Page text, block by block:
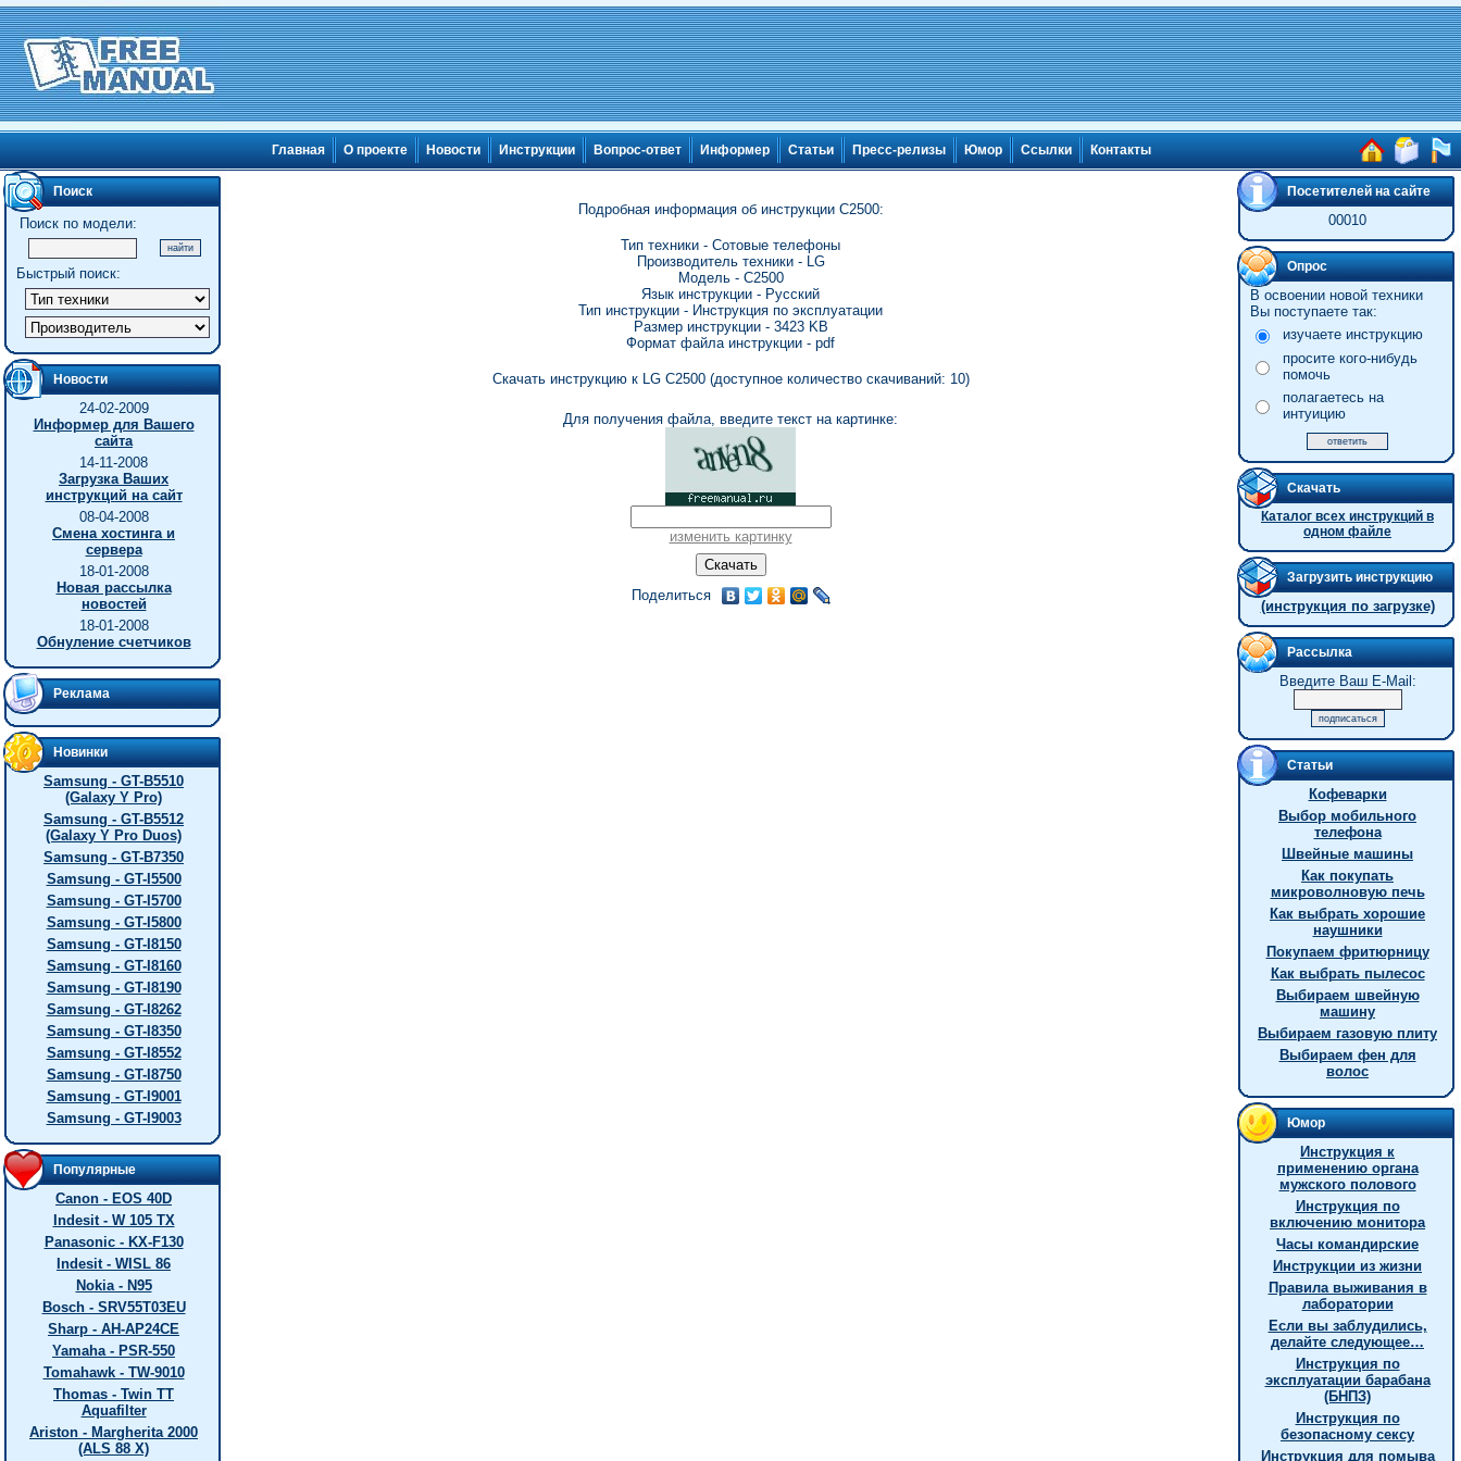
Главная О проекте Новости Инструкции Вопрос-ответ Информер Статьи Пресс-релизы Юмор Ссылки Контакты
Поиск
Поиск по модели:
Быстрый поиск:
Новости
24-02-2009
Информер для Вашего
сайта
14-11-2008
Загрузка Ваших
инструкций на сайт
08-04-2008
Смена хостинга и
сервера
18-01-2008
Новая рассылка
новостей
18-01-2008
Обнуление счетчиков
Реклама
Новинки
Samsung - GT-B5510
(Galaxy Y Pro)
Samsung - GT-B5512
(Galaxy Y Pro Duos)
Samsung - GT-B7350
Samsung - GT-I5500
Samsung - GT-I5700
Samsung - GT-I5800
Samsung - GT-I8150
Samsung - GT-I8160
Samsung - GT-I8190
Samsung - GT-I8262
Samsung - GT-I8350
Samsung - GT-I8552
Samsung - GT-I8750
Samsung - GT-I9001
Samsung - GT-I9003
Популярные
Canon - EOS 40D
Indesit - W 105 TX
Panasonic - KX-F130
Indesit - WISL 86
Nokia - N95
Bosch - SRV55T03EU
Sharp - AH-AP24CE
Yamaha - PSR-550
Tomahawk - TW-9010
Thomas - Twin TT
Aquafilter
Ariston - Margherita 2000
(ALS 88 X)
Подробная информация об инструкции C2500:
Тип техники - Сотовые телефоны
Производитель техники - LG
Модель - C2500
Язык инструкции - Русский
Тип инструкции - Инструкция по эксплуатации
Размер инструкции - 3423 KB
Формат файла инструкции - pdf
Скачать инструкцию к LG C2500 (доступное количество скачиваний: 10)
Для получения файла, введите текст на картинке:
изменить картинку
Поделиться
Посетителей на сайте
00010
Опрос
В освоении новой техники
Вы поступаете так:
изучаете инструкцию
просите кого-нибудь
помочь
полагаетесь на
интуицию
Скачать
Каталог всех инструкций в
одном файле
Загрузить инструкцию
(инструкция по загрузке)
Рассылка
Введите Ваш E-Mail:
Статьи
Кофеварки
Выбор мобильного
телефона
Швейные машины
Как покупать
микроволновую печь
Как выбрать хорошие
наушники
Покупаем фритюрницу
Как выбрать пылесос
Выбираем швейную
машину
Выбираем газовую плиту
Выбираем фен для
волос
Юмор
Инструкция к
применению органа
мужского полового
Инструкция по
включению монитора
Часы командирские
Инструкции из жизни
Правила выживания в
лаборатории
Если вы заблудились,
делайте следующее…
Инструкция по
эксплуатации барабана
(БНПЗ)
Инструкция по
безопасному сексу
Инструкция для помыва